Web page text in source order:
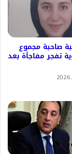
صاحبة مجموع
تفجر مفاجأة بعد